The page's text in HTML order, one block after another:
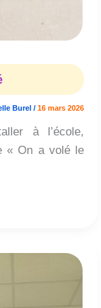
Burel / 16 mars 2026
à l’école,
« On a volé le